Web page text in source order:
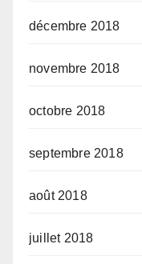
décembre 2018
novembre 2018
octobre 2018
septembre 2018
août 2018
juillet 2018